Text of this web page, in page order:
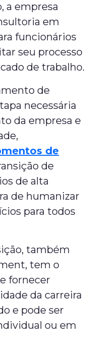
a empresa
em
funcionários
seu processo
de trabalho.
de
necessária
da empresa e
de
de
de alta
de humanizar
para todos
também
tem o
fornecer
da carreira
e pode ser
ou em